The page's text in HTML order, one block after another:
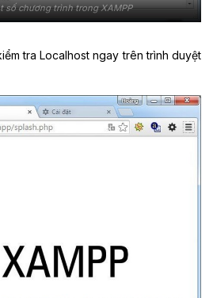
số chương trình trong XAMPP
tra Localhost ngay trên trình duyệt